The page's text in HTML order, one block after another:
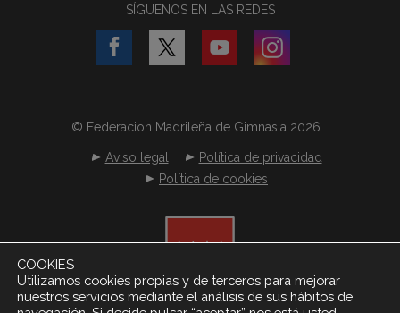
SÍGUENOS EN LAS REDES
© Federacion Madrileña de Gimnasia 2026
Aviso legal
Política de privacidad
Política de cookies
COOKIES
Utilizamos cookies propias y de terceros para mejorar
nuestros servicios mediante el análisis de sus hábitos de